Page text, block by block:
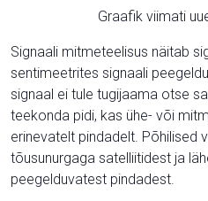
Graafik viimati
Signaali mitmeteelisus näitab
sentimeetrites signaali
signaal ei tule tugijaama otse
teekonda pidi, kas ühe- või
erinevatelt pindadelt. Põhilised
tõusunurgaga satelliitidest ja
peegelduvatest pindadest.